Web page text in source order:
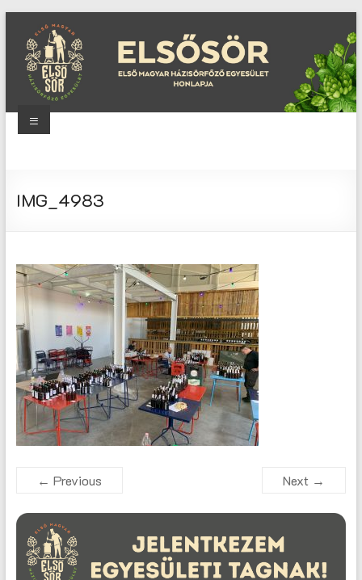
content
Magyar
Menu
IMG_4983
← Previous Next →